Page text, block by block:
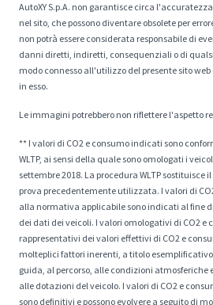
AutoXY S.p.A. non garantisce circa
nel sito, che possono diventare obsolete per
non potrà essere considerata responsabile di
danni diretti, indiretti, consequenziali o di
modo connesso all'utilizzo del presente sito
in esso.
Le immagini potrebbero non riflettere l'aspetto
** I valori di CO2 e consumo indicati sono
WLTP, ai sensi della quale sono omologati i
settembre 2018. La procedura WLTP sostituisce
prova precedentemente utilizzata. I valori di
alla normativa applicabile sono indicati al fine
dei dati dei veicoli. I valori omologativi di CO2 e
rappresentativi dei valori effettivi di CO2 e
molteplici fattori inerenti, a titolo
guida, al percorso, alle condizioni atmosferiche
alle dotazioni del veicolo. I valori di CO2 e
sono definitivi e possono evolvere a seguito di